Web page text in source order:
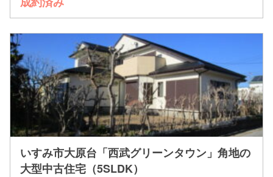
いすみ市大原台「西武グリーンタウン」角地の
大型中古住宅（5SLDK）